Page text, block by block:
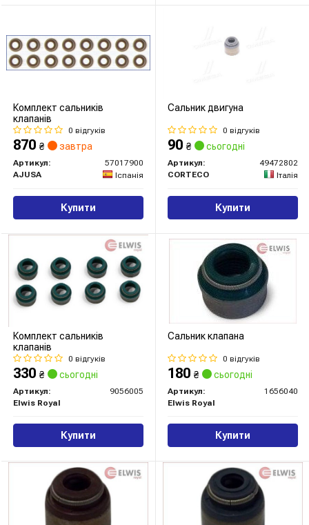
Комплект сальників
клапанів
0 відгуків
870 ₴ завтра
Артикул:
57017900
AJUSA
Іспанія
Купити
Сальник двигуна
0 відгуків
90 ₴ сьогодні
Артикул:
49472802
CORTECO
Італія
Купити
Комплект сальників
клапанів
0 відгуків
330 ₴ сьогодні
Артикул:
9056005
Elwis Royal
Купити
Сальник клапана
0 відгуків
180 ₴ сьогодні
Артикул:
1656040
Elwis Royal
Купити